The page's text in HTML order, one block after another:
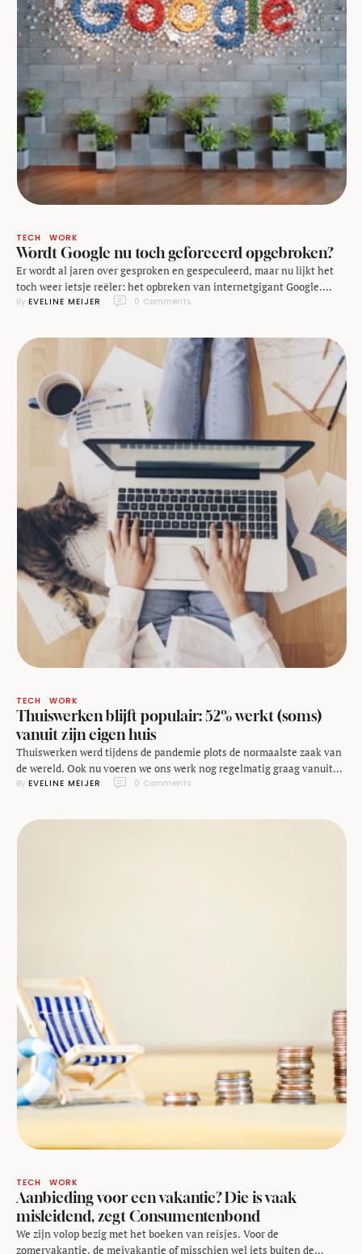
TECH WORK
Wordt Google nu toch geforceerd opgebroken?
Er wordt al jaren over gesproken en gespeculeerd, maar nu lijkt het
toch weer ietsje reëler: het opbreken van internetgigant Google.
Onlangs besloot een Amerikaanse rechter namelijk dat Google een
begonnen met het opstellen van mogelijke oplossingen. En ja, het
opbreken van het bedrijf zit daar …
By EVELINE MEIJER 0 Comments
TECH WORK
Thuiswerken blijft populair: 52% werkt (soms)
vanuit zijn eigen huis
Thuiswerken werd tijdens de pandemie plots de normaalste zaak van
de wereld. Ook nu voeren we ons werk nog regelmatig graag vanuit
ons eigen huis uit, blijkt uit onderzoek van het CBS. Vorig jaar werkte
hoogste aantal in de gehele Europese Unie. Maar liefst …
By EVELINE MEIJER 0 Comments
TECH WORK
Aanbieding voor een vakantie? Die is vaak
misleidend, zegt Consumentenbond
We zijn volop bezig met het boeken van reisjes. Voor de
zomervakantie, de meivakantie of misschien wel iets buiten de